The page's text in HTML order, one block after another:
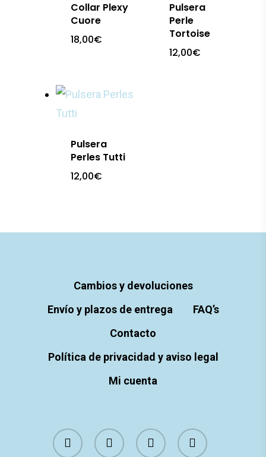
Collar Plexy
Cuore
18,00€
Pulsera
Perle
Tortoise
12,00€
Pulsera
Perles Tutti
12,00€
Cambios y devoluciones
Envío y plazos de entrega
FAQ’s
Contacto
Política de privacidad y aviso legal
Mi cuenta
instagram whatsapp tiktok email